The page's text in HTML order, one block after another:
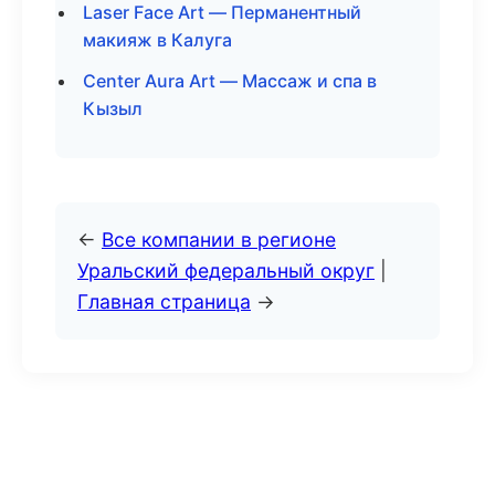
Laser Face Art — Перманентный
макияж в Калуга
Center Aura Art — Массаж и спа в
Кызыл
← Все компании в регионе
Уральский федеральный округ
Главная страница →